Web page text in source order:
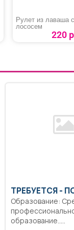
Рулет из лаваша с
лососем
220
ТРЕБУЕТСЯ -
Образование:
образование..